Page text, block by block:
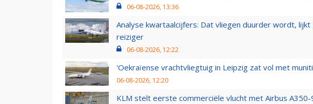
06-08-2026, 13:36
Analyse kwartaalcijfers: Dat vliegen duurder wordt,
reiziger
06-08-2026, 12:22
'Oekraïense vrachtvliegtuig in Leipzig zat vol met
06-08-2026, 12:20
KLM stelt eerste commerciële vlucht met Airbus